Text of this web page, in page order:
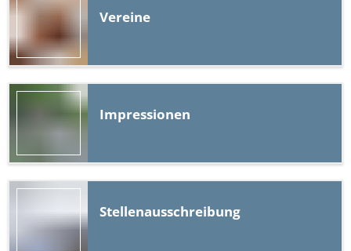
Vereine
Impressionen
Stellenausschreibung